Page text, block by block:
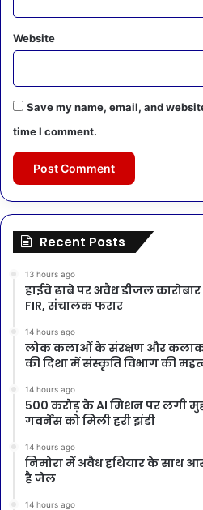
Website
Save my name, email, and
time I comment.
Recent Posts
13 hours ago
हाईवे ढाबे पर अवैध डीजल
FIR, संचालक फरार
14 hours ago
लोक कलाओं के संरक्षण और
की दिशा में संस्कृति विभाग की
14 hours ago
500 करोड़ के AI मिशन पर लगी
गवर्नेंस को मिली हरी झंडी
14 hours ago
निमोरा में अवैध हथियार के साथ
है जेल
14 hours ago